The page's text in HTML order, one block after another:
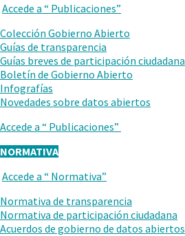
VUELVE
AL
NIVEL
ANTERIOR
Accede a “ Publicaciones”
Colección Gobierno Abierto
Guías de transparencia
Guías breves de participación ciudadana
Boletín de Gobierno Abierto
Infografías
Novedades sobre datos abiertos
Accede a “ Publicaciones”
NORMATIVA
VUELVE
AL
NIVEL
ANTERIOR
Accede a “ Normativa”
Normativa de transparencia
Normativa de participación ciudadana
Acuerdos de gobierno de datos abiertos